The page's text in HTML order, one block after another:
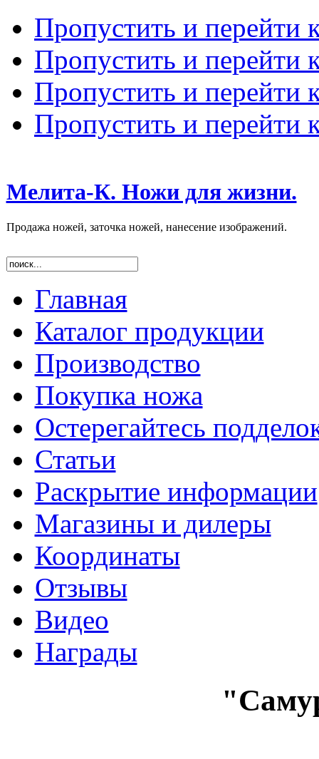
Пропустить и перейти
Пропустить и перейти
Пропустить и перейти
Пропустить и перейти
Мелита-К. Ножи для жизни.
Продажа ножей, заточка ножей, нанесение изображений.
Главная
Каталог продукции
Производство
Покупка ножа
Остерегайтесь
Статьи
Раскрытие информации
Магазины и дилеры
Координаты
Отзывы
Видео
Награды